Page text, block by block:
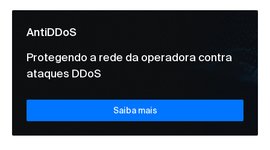
AntiDDoS
Protegendo a rede da operadora contra
ataques DDoS
Saiba mais